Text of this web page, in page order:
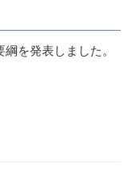
を発表しました。